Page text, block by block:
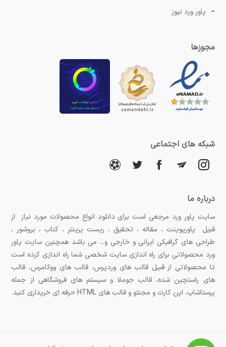
پاور ورد نیوز
مجوزها
شبکه های اجتماعی
درباره ما
سایت پاور ورد مرجعی است برای دانلود انواع محصولات مورد نیاز از
قبیل پاورپوینت ، مقاله ، تحقیق ، ریست پرینتر ، کتاب ، بروشور ،
طراحی های گرافیکی ایرانی و خارجی و... می باشد همچنین سایت پاور
ورد محصولاتی برای راه اندازی سایت شخصی شما راه اندازی کرده است
تا محصولاتی از قبیل قالب های وردپرس، قالب های ووکامرس، قالب
های راستچین شده، قالب جوملا و سیستم های فروشگاهی از جمله
پرستاشاپ، اپن کارت و مجنتو و قالب های HTML حرفه ای خریداری کنید.